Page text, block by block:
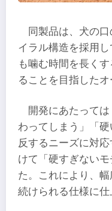
同製品は、犬の
イラル構造を採用
も噛む時間を長く
ることを目指したオ
開発にあたって
わってしまう」「
反するニーズに対
けて「硬すぎない
た。これにより、
続けられる仕様に仕